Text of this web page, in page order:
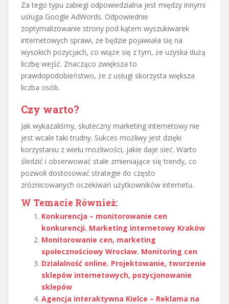
Za tego typu zabiegi odpowiedzialna jest między innymi
usługa Google AdWords. Odpowiednie
zoptymalizowanie strony pod kątem wyszukiwarek
internetowych sprawi, że będzie pojawiała się na
wysokich pozycjach, co wiąże się z tym, że uzyska dużą
liczbę wejść. Znacząco zwiększa to
prawdopodobieństwo, że z usługi skorzysta większa
liczba osób.
Czy warto?
Jak wykazaliśmy, skuteczny marketing internetowy nie
jest wcale taki trudny. Sukces możliwy jest dzięki
korzystaniu z wielu możliwości, jakie daje sieć. Warto
śledzić i obserwować stale zmieniające się trendy, co
pozwoli dostosować strategie do często
zróżnicowanych oczekiwań użytkowników internetu.
W Temacie Również:
Konkurencja – monitorowanie cen
konkurencji. Marketing internetowy Kraków
Monitorowanie cen, marketing
społecznościowy Wrocław. Monitoring cen
Działalność online. Projektowanie, tworzenie
sklepów internetowych, pozycjonowanie
sklepów
Agencja interaktywna Kielce – Reklama na